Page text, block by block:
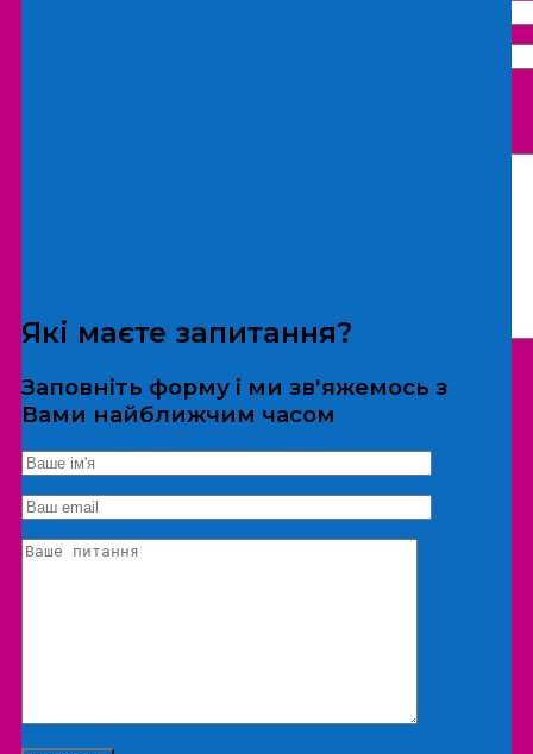
*Дані не передаються третім особам
Екскурсія/локація
Які маєте запитання?
Заповніть форму і ми зв'яжемось з
Вами найближчим часом